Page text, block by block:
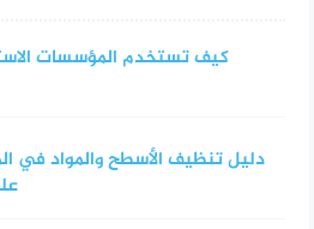
كيف تستخدم المؤسسات
دليل تنظيف الأسطح والمواد في